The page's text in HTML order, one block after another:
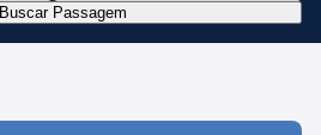
Buscar Passagem